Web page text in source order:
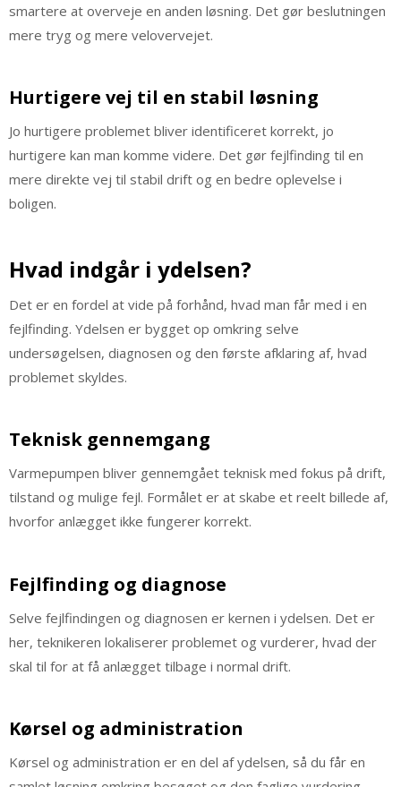
smartere at overveje en anden løsning. Det gør beslutningen
mere tryg og mere velovervejet.
Hurtigere vej til en stabil løsning
Jo hurtigere problemet bliver identificeret korrekt, jo
hurtigere kan man komme videre. Det gør fejlfinding til en
mere direkte vej til stabil drift og en bedre oplevelse i
boligen.
Hvad indgår i ydelsen?
Det er en fordel at vide på forhånd, hvad man får med i en
fejlfinding. Ydelsen er bygget op omkring selve
undersøgelsen, diagnosen og den første afklaring af, hvad
problemet skyldes.
Teknisk gennemgang
Varmepumpen bliver gennemgået teknisk med fokus på drift,
tilstand og mulige fejl. Formålet er at skabe et reelt billede af,
hvorfor anlægget ikke fungerer korrekt.
Fejlfinding og diagnose
Selve fejlfindingen og diagnosen er kernen i ydelsen. Det er
her, teknikeren lokaliserer problemet og vurderer, hvad der
skal til for at få anlægget tilbage i normal drift.
Kørsel og administration
Kørsel og administration er en del af ydelsen, så du får en